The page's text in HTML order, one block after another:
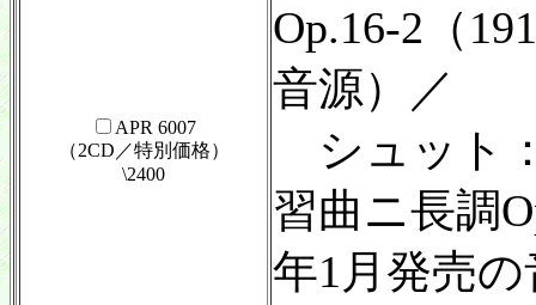
APR 6007
（2CD／特別価格）
\2400
Op.16-2（
音源）／
シュット
習曲ニ長調
年1月発売